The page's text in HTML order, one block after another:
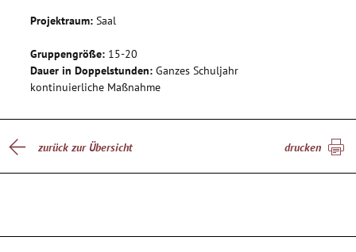
Projektraum: Saal
Gruppengröße: 15-20
Dauer in Doppelstunden: Ganzes Schuljahr
kontinuierliche Maßnahme
zurück zur Übersicht drucken